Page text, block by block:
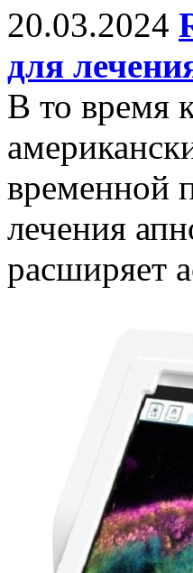
20.03.2024
для
В то время
временной
лечения
расширяет